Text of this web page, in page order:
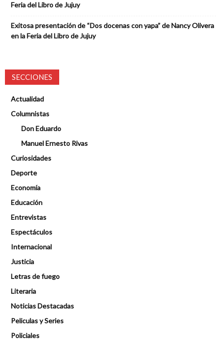
Feria del Libro de Jujuy
Exitosa presentación de “Dos docenas con yapa” de Nancy Olivera
en la Feria del Libro de Jujuy
SECCIONES
Actualidad
Columnistas
Don Eduardo
Manuel Ernesto Rivas
Curiosidades
Deporte
Economía
Educación
Entrevistas
Espectáculos
Internacional
Justicia
Letras de fuego
Literaria
Noticias Destacadas
Peliculas y Series
Policiales